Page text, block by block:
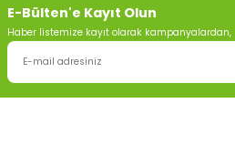
E-Bülten'e Kayıt Olun
Haber listemize kayıt olarak